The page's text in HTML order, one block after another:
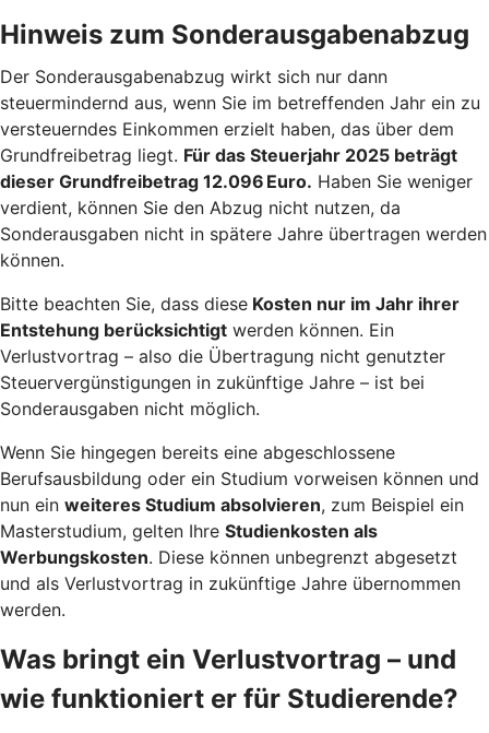
Hinweis zum Sonderausgabenabzug
Der Sonderausgabenabzug wirkt sich nur dann
steuermindernd aus, wenn Sie im betreffenden Jahr ein zu
versteuerndes Einkommen erzielt haben, das über dem
Grundfreibetrag liegt. Für das Steuerjahr 2025 beträgt
dieser Grundfreibetrag 12.096 Euro. Haben Sie weniger
verdient, können Sie den Abzug nicht nutzen, da
Sonderausgaben nicht in spätere Jahre übertragen werden
können.
Bitte beachten Sie, dass diese Kosten nur im Jahr ihrer
Entstehung berücksichtigt werden können. Ein
Verlustvortrag – also die Übertragung nicht genutzter
Steuervergünstigungen in zukünftige Jahre – ist bei
Sonderausgaben nicht möglich.
Wenn Sie hingegen bereits eine abgeschlossene
Berufsausbildung oder ein Studium vorweisen können und
nun ein weiteres Studium absolvieren, zum Beispiel ein
Masterstudium, gelten Ihre Studienkosten als
Werbungskosten. Diese können unbegrenzt abgesetzt
und als Verlustvortrag in zukünftige Jahre übernommen
werden.
Was bringt ein Verlustvortrag – und
wie funktioniert er für Studierende?